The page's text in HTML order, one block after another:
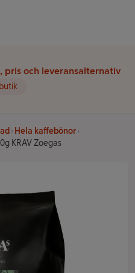
och leveransalternativ
Hela kaffebönor
KRAV Zoegas